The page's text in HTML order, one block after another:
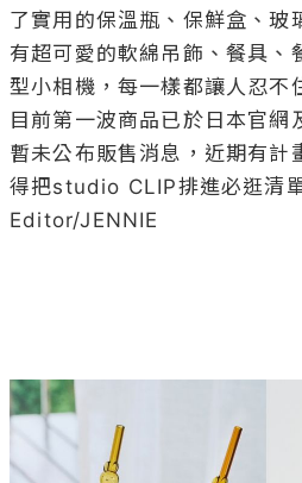
了實用的保溫瓶、保鮮盒、玻
有超可愛的軟綿吊飾、餐具
型小相機，每一樣都讓人忍不
目前第一波商品已於日本官網
暫未公布販售消息，近期有計
得把studio CLIP排進必逛清
Editor/JENNIE